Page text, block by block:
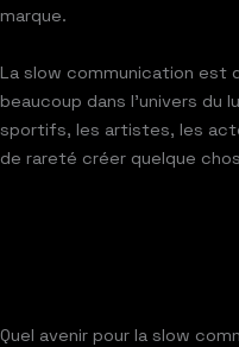
marque.
La slow communication est
beaucoup dans l’univers du
sportifs, les artistes, les
de rareté créer quelque
Quel avenir pour la slow